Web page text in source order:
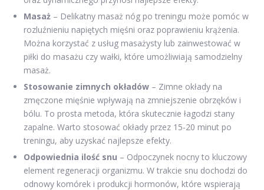
Masaż – Delikatny masaż nóg po treningu może pomóc w
rozluźnieniu napiętych mięśni oraz poprawieniu krążenia.
Można korzystać z usług masażysty lub zainwestować w
piłki do masażu czy wałki, które umożliwiają samodzielny
masaż.
Stosowanie zimnych okładów – Zimne okłady na
zmęczone mięśnie wpływają na zmniejszenie obrzęków i
bólu. To prosta metoda, która skutecznie łagodzi stany
zapalne. Warto stosować okłady przez 15-20 minut po
treningu, aby uzyskać najlepsze efekty.
Odpowiednia ilość snu – Odpoczynek nocny to kluczowy
element regeneracji organizmu. W trakcie snu dochodzi do
odnowy komórek i produkcji hormonów, które wspierają